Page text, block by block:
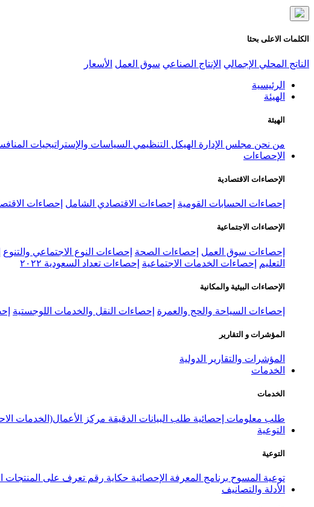
الكلمات الاعلى بحثا
الناتج المحلي الإجمالي الإنتاج الصناعي سوق العمل الأسعار
الرئيسية
الهيئة
الهيئة
من نحن مجلس الإدارة الهيكل التنظيمي السياسات والإستراتيجيات
الإحصاءات
الإحصاءات الاقتصادية
إحصاءات الحسابات القومية إحصاءات الاقتصادي الشامل إحصاءات
الإحصاءات الاجتماعية
إحصاءات سوق العمل إحصاءات الصحة إحصاءات النوع الاجتماعي والتنوع
التعليم
إحصاءات الخدمات الاجتماعية إحصاءات تعداد السعودية ٢٠٢٢
الإحصاءات البيئية والمكانية
إحصاءات السياحة والحج والعمرة إحصاءات النقل والخدمات اللوجستية
المؤشرات و التقارير
المؤشرات والتقارير الدولية
الخدمات
الخدمات
طلب معلومات إحصائية طلب البيانات الدقيقة مركز الأعمال(الخدمات
التوعية
التوعية
توعية المسوح برنامج المعرفة الإحصائية حكاية رقم تعرف على المنتجات
الأدلة والتصانيف